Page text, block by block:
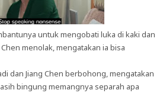
untuk mengobati luka di kaki dan
menolak, mengatakan ia bisa
dan Jiang Chen berbohong, mengatakan
bingung memangnya separah apa